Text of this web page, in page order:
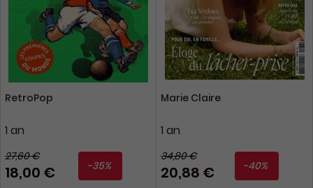
RetroPop
1 an
27,60 €
18,00 € -35%
Marie Claire
1 an
34,80 €
20,88 € -40%